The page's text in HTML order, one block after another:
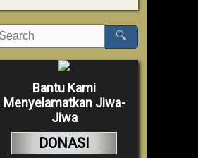
🔍
Bantu Kami
Menyelamatkan Jiwa-
Jiwa
DONASI